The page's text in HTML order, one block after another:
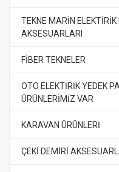
TEKNE MARİN
AKSESUARLARI
FİBER TEKNELER
OTO ELEKTİRİK YEDEK
ÜRÜNLERİMİZ VAR
KARAVAN ÜRÜNLERİ
ÇEKİ DEMİRİ